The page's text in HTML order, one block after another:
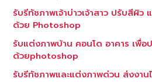
รับรีทัชภาพเจ้าบ่าวเจ้าสาว ปรับสีผิ
ด้วย Photoshop
รับแต่งภาพบ้าน คอนโด อาคาร เพื่อ
ด้วยphotoshop
รับรีทัชภาพและแต่งภาพด่วน ส่งงา